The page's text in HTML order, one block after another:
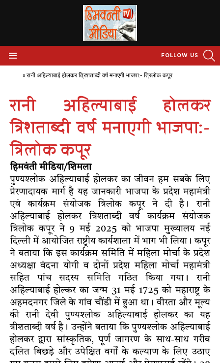
FOLLOW US
» रानी अहिल्याबाई होलकर त्रिशताब्दी वर्ष मनाएगी भाजपा:- त्रिलोक कपूर
रानी अहिल्याबाई होलकर
त्रिशताब्दी वर्ष मनाएगी भाजपा:-
त्रिलोक कपूर
हिमवंती मीडिया/शिमला
पुण्यश्लोक अहिल्याबाई होलकर का जीवन हम सबके लिए
प्रेरणादायक मार्ग है यह जानकारी भाजपा के प्रदेश महामंत्री
एवं कार्यक्रम संयोजक त्रिलोक कपूर ने दी है। रानी
अहिल्याबाई होलकर त्रिशताब्दी वर्ष कार्यक्रम संयोजक
त्रिलोक कपूर ने 9 मई 2025 को भाजपा मुख्यालय नई
दिल्ली में आयोजित राष्ट्रीय कार्यशाला में भाग भी लिया। कपूर
ने बताया कि इस कार्यक्रम समिति में महिला मोर्चा के प्रदेश
अध्यक्षा वंदना योगी व दोनों प्रदेश महिला मोर्चा महामंत्री
सहित पांच सदस्य समिति गठित किया गया। रानी
अहिल्याबाई होल्कर का जन्म 31 मई 1725 को महाराष्ट्र के
अहमदनगर जिले के गांव चौंडी में हुआ था। वीरता और मूल्य
की रानी देवी पुण्यश्लोक अहिल्याबाई होलकर का यह
त्रीशताब्दी वर्ष है। उन्होंने बताया कि पुण्यश्लोक अहिल्याबाई
होलकर द्वारा सांस्कृतिक, पूर्ण जागरण के साथ-साथ गरीब
दलित बिछड़े और उपेक्षित वर्गों के कल्याण के लिए उठाए